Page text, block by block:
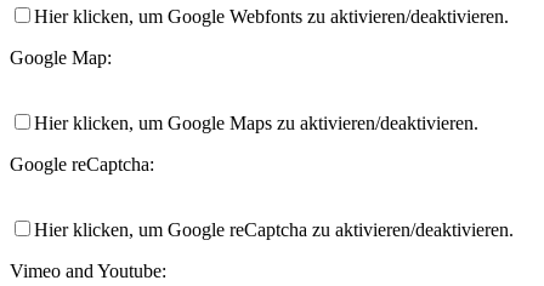
Hier klicken, um Google Webfonts zu aktivieren/deaktivieren.
Google Map:
Hier klicken, um Google Maps zu aktivieren/deaktivieren.
Google reCaptcha:
Hier klicken, um Google reCaptcha zu aktivieren/deaktivieren.
Vimeo and Youtube: